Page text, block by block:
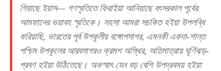
গিয়াছে ইয়াস— গণস্মৃতিতে ফিরাইয়া আনিয়াছে বৎসরকাল পূর্বের
আমফানের ভয়াবহ স্মৃতিকে। সহসা আমরা সচকিত হইয়া উপলব্ধি
করিয়াছি, ভারতের পূর্ব উপকূলীয় বঙ্গোপসাগর, এমনকী একদা-শান্ত
পশ্চিম উপকূলের আরবসাগরও ক্রমশ অস্থির, অতিমাত্রায় ঘূর্ণিঝড়-
প্রবণ হইয়া উঠিতেছে। অকস্মাৎ যেন বড় বেশি উপদ্রবময় হইয়া